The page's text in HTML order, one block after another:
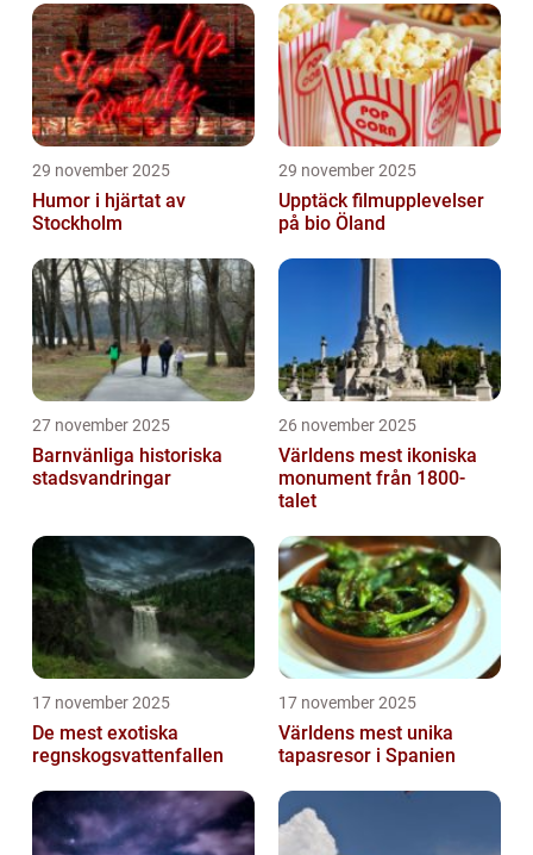
29 november 2025
Humor i hjärtat av
Stockholm
29 november 2025
Upptäck filmupplevelser
på bio Öland
27 november 2025
Barnvänliga historiska
stadsvandringar
26 november 2025
Världens mest ikoniska
monument från 1800-
talet
17 november 2025
De mest exotiska
regnskogsvattenfallen
17 november 2025
Världens mest unika
tapasresor i Spanien